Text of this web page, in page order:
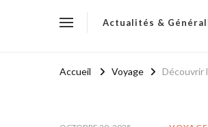
Actualités &
Accueil Voyage Découvrir